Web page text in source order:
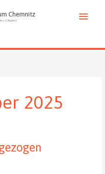
Chemnitz
(J. Kepler)
2025